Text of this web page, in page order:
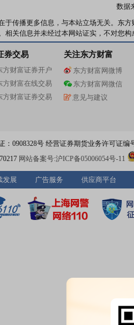
数据
于传播更多信息，与本站立场无关。东
相关信息并未经过本网站证实，不对您
券交易
方财富证券开户
方财富在线交易
方财富证券交易
关注东方财富
东方财富网微博
东方财富网微信
意见与建议
0908328号 经营证券期货业务许可证编
网站备案号:沪ICP备05006054号-11
发展 广告服务 供应商平台